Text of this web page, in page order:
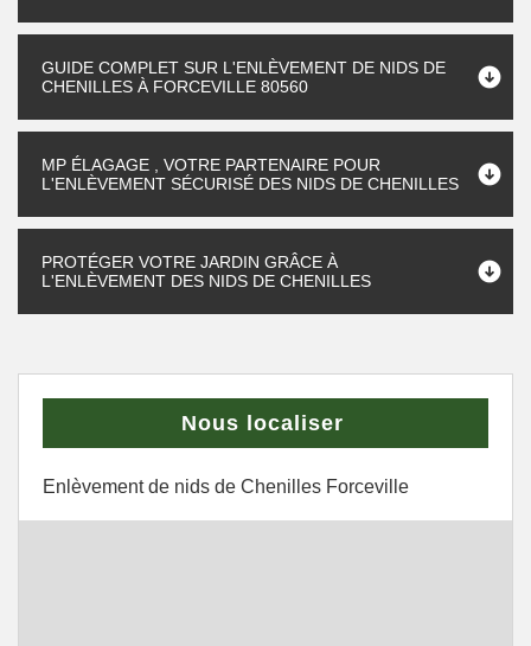
GUIDE COMPLET SUR L'ENLÈVEMENT DE NIDS DE
CHENILLES À FORCEVILLE 80560
MP ÉLAGAGE , VOTRE PARTENAIRE POUR
L'ENLÈVEMENT SÉCURISÉ DES NIDS DE CHENILLES
PROTÉGER VOTRE JARDIN GRÂCE À
L'ENLÈVEMENT DES NIDS DE CHENILLES
Nous localiser
Enlèvement de nids de Chenilles Forceville